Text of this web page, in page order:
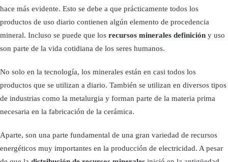
hace más evidente. Esto se debe a que prácticamente todos los
productos de uso diario contienen algún elemento de procedencia
mineral. Incluso se puede que los recursos minerales definición y uso
son parte de la vida cotidiana de los seres humanos.
No solo en la tecnología, los minerales están en casi todos los
productos que se utilizan a diario. También se utilizan en diversos tipos
de industrias como la metalurgia y forman parte de la materia prima
necesaria en la fabricación de la cerámica.
Aparte, son una parte fundamental de una gran variedad de recursos
energéticos muy importantes en la producción de electricidad. A pesar